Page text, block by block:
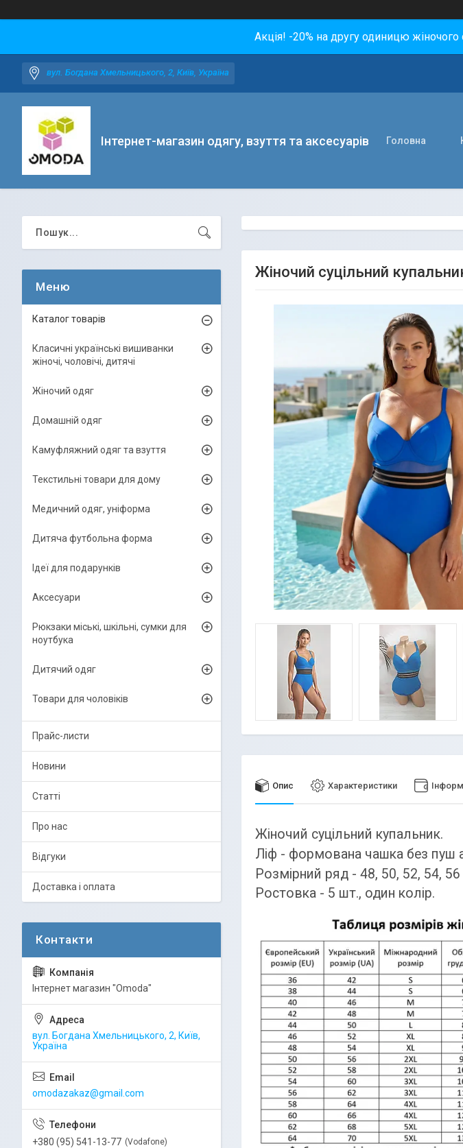
Акція! -20% на другу одиницю
вул. Богдана Хмельницького, 2, Київ, Україна
Інтернет-магазин одягу, взуття та аксесуарів Головна
Жіночий суцільний
Опис Характеристики
Жіночий суцільний купальник.
Ліф - формована чашка без пуш
Розмірний ряд - 48, 50, 52, 54,
Ростовка - 5 шт., один колір.
Каталог товарів
Класичні українські вишиванки
жіночі, чоловічі, дитячі
Жіночий одяг
Домашній одяг
Камуфляжний одяг та взуття
Текстильні товари для дому
Медичний одяг, уніформа
Дитяча футбольна форма
Ідеї для подарунків
Аксесуари
Рюкзаки міські, шкільні, сумки для
ноутбука
Дитячий одяг
Товари для чоловіків
Прайс-листи
Новини
Статті
Про нас
Відгуки
Доставка і оплата
Інтернет магазин "Omoda"
вул. Богдана Хмельницького, 2, Київ,
Україна
omodazakaz@gmail.com
+380 (95) 541-13-77 Vodafone